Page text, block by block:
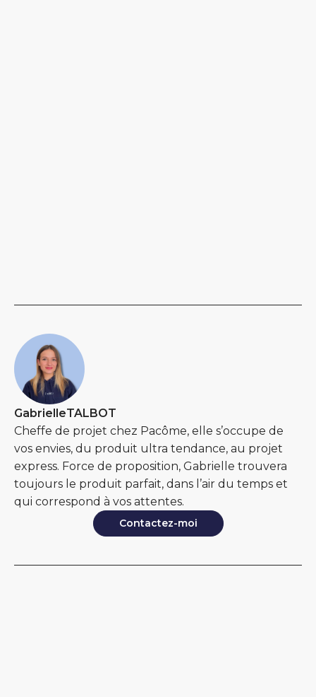
GabrielleTALBOT
Cheffe de projet chez Pacôme, elle s’occupe de
vos envies, du produit ultra tendance, au projet
express. Force de proposition, Gabrielle trouvera
toujours le produit parfait, dans l’air du temps et
qui correspond à vos attentes.
Contactez-moi